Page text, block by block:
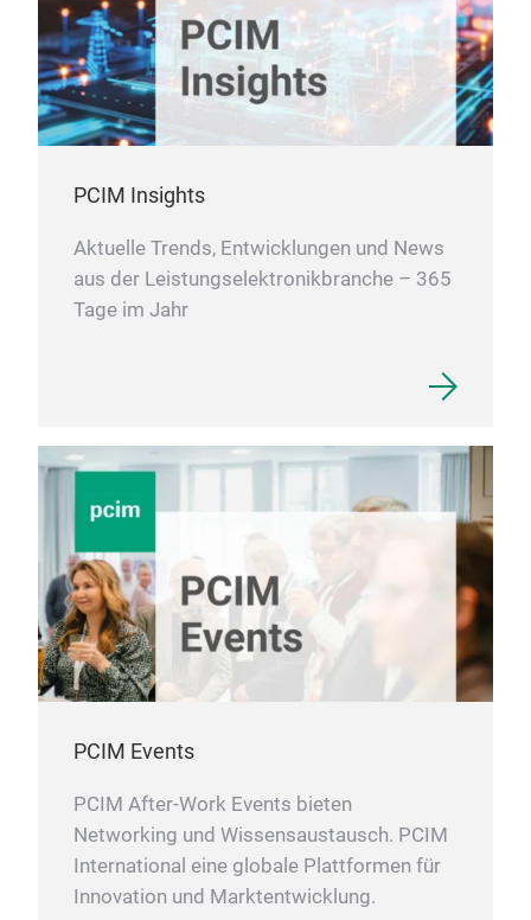
PCIM Insights
Aktuelle Trends, Entwicklungen und News
aus der Leistungselektronikbranche – 365
Tage im Jahr
PCIM Events
PCIM After-Work Events bieten
Networking und Wissensaustausch. PCIM
International eine globale Plattformen für
Innovation und Marktentwicklung.